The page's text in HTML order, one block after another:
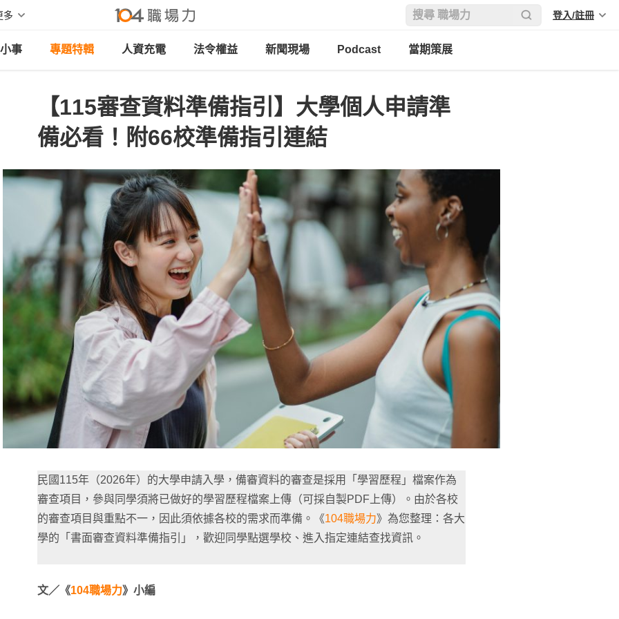
多 登入/註冊
事 專題特輯 人資充電 法令權益 新聞現場 Podcast 當期策展
【115審查資料準備指引】大學個人申請準
備必看！附66校準備指引連結
民國115年（2026年）的大學申請入學，備審資料的審查是採用「學習歷程」檔案作為
審查項目，參與同學須將已做好的學習歷程檔案上傳（可採自製PDF上傳）。由於各校
的審查項目與重點不一，因此須依據各校的需求而準備。《104職場力》為您整理：各大
學的「書面審查資料準備指引」，歡迎同學點選學校、進入指定連結查找資訊。
文／《104職場力》小編